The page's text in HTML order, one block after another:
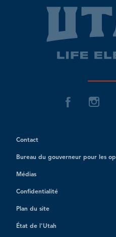
Contact
Bureau du gouverneur pour les
Médias
Confidentialité
Plan du site
État de l'Utah